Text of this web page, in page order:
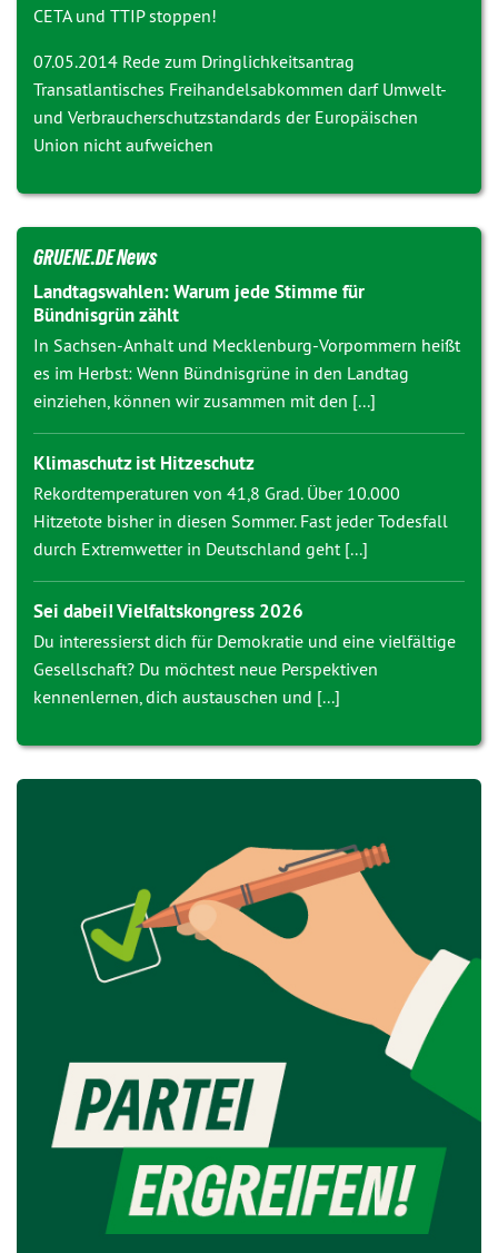
CETA und TTIP stoppen!
07.05.2014 Rede zum Dringlichkeitsantrag
Transatlantisches Freihandelsabkommen darf Umwelt-
und Verbraucherschutzstandards der Europäischen
Union nicht aufweichen
GRUENE.DE News
Landtagswahlen: Warum jede Stimme für
Bündnisgrün zählt
In Sachsen-Anhalt und Mecklenburg-Vorpommern heißt
es im Herbst: Wenn Bündnisgrüne in den Landtag
einziehen, können wir zusammen mit den [...]
Klimaschutz ist Hitzeschutz
Rekordtemperaturen von 41,8 Grad. Über 10.000
Hitzetote bisher in diesen Sommer. Fast jeder Todesfall
durch Extremwetter in Deutschland geht [...]
Sei dabei! Vielfaltskongress 2026
Du interessierst dich für Demokratie und eine vielfältige
Gesellschaft? Du möchtest neue Perspektiven
kennenlernen, dich austauschen und [...]